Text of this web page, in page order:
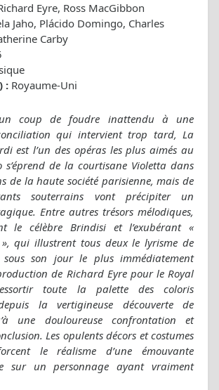
Eyre, Ross MacGibbon
Jaho, Plácido Domingo, Charles
Carby
: Royaume-Uni
coup de foudre inattendu à une
qui intervient trop tard, La
est l’un des opéras les plus aimés au
s’éprend de la courtisane Violetta dans
de la haute société parisienne, mais de
souterrains vont précipiter un
Entre autres trésors mélodiques,
le célèbre Brindisi et l’exubérant «
qui illustrent tous deux le lyrisme de
sous son jour le plus immédiatement
de Richard Eyre pour le Royal
toute la palette des coloris
la vertigineuse découverte de
une douloureuse confrontation et
Les opulents décors et costumes
le réalisme d’une émouvante
sur un personnage ayant vraiment